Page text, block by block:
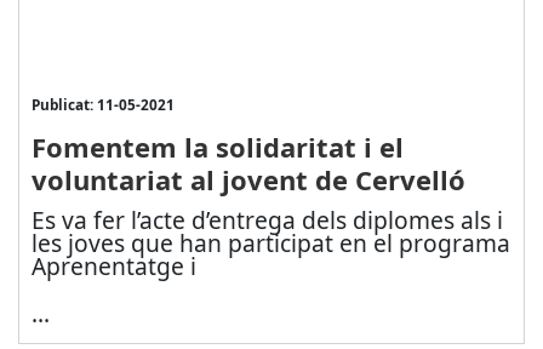
Publicat: 11-05-2021
Fomentem la solidaritat i el
voluntariat al jovent de Cervelló
Es va fer l’acte d’entrega dels diplomes als i
les joves que han participat en el programa
Aprenentatge i
...